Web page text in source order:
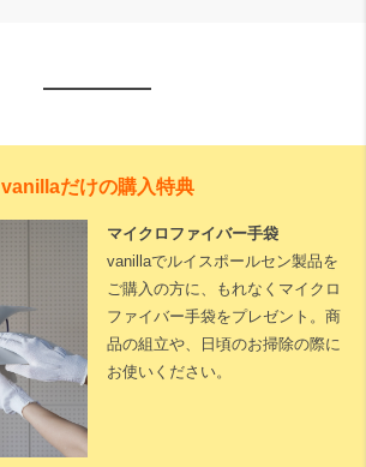
vanillaだけの購入特典
マイクロファイバー手袋
vanillaでルイスポールセン製品を
ご購入の方に、もれなくマイクロ
ファイバー手袋をプレゼント。商
品の組立や、日頃のお掃除の際に
お使いください。